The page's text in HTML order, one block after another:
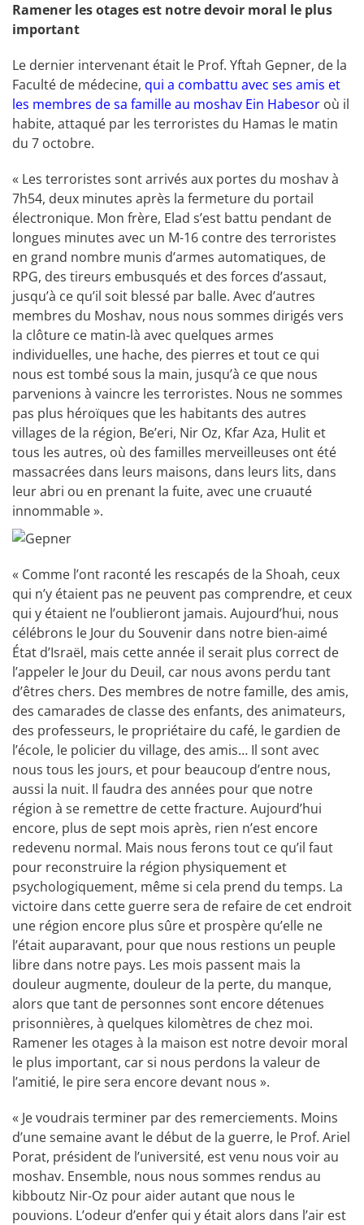
Ramener les otages est notre devoir moral le plus
important
Le dernier intervenant était le Prof. Yftah Gepner, de la
Faculté de médecine, qui a combattu avec ses amis et
les membres de sa famille au moshav Ein Habesor où il
habite, attaqué par les terroristes du Hamas le matin
du 7 octobre.
« Les terroristes sont arrivés aux portes du moshav à
7h54, deux minutes après la fermeture du portail
électronique. Mon frère, Elad s’est battu pendant de
longues minutes avec un M-16 contre des terroristes
en grand nombre munis d’armes automatiques, de
RPG, des tireurs embusqués et des forces d’assaut,
jusqu’à ce qu’il soit blessé par balle. Avec d’autres
membres du Moshav, nous nous sommes dirigés vers
la clôture ce matin-là avec quelques armes
individuelles, une hache, des pierres et tout ce qui
nous est tombé sous la main, jusqu’à ce que nous
parvenions à vaincre les terroristes. Nous ne sommes
pas plus héroïques que les habitants des autres
villages de la région, Be’eri, Nir Oz, Kfar Aza, Hulit et
tous les autres, où des familles merveilleuses ont été
massacrées dans leurs maisons, dans leurs lits, dans
leur abri ou en prenant la fuite, avec une cruauté
innommable ».
« Comme l’ont raconté les rescapés de la Shoah, ceux
qui n’y étaient pas ne peuvent pas comprendre, et ceux
qui y étaient ne l’oublieront jamais. Aujourd’hui, nous
célébrons le Jour du Souvenir dans notre bien-aimé
État d’Israël, mais cette année il serait plus correct de
l’appeler le Jour du Deuil, car nous avons perdu tant
d’êtres chers. Des membres de notre famille, des amis,
des camarades de classe des enfants, des animateurs,
des professeurs, le propriétaire du café, le gardien de
l’école, le policier du village, des amis… Il sont avec
nous tous les jours, et pour beaucoup d’entre nous,
aussi la nuit. Il faudra des années pour que notre
région à se remettre de cette fracture. Aujourd’hui
encore, plus de sept mois après, rien n’est encore
redevenu normal. Mais nous ferons tout ce qu’il faut
pour reconstruire la région physiquement et
psychologiquement, même si cela prend du temps. La
victoire dans cette guerre sera de refaire de cet endroit
une région encore plus sûre et prospère qu’elle ne
l’était auparavant, pour que nous restions un peuple
libre dans notre pays. Les mois passent mais la
douleur augmente, douleur de la perte, du manque,
alors que tant de personnes sont encore détenues
prisonnières, à quelques kilomètres de chez moi.
Ramener les otages à la maison est notre devoir moral
le plus important, car si nous perdons la valeur de
l’amitié, le pire sera encore devant nous ».
« Je voudrais terminer par des remerciements. Moins
d’une semaine avant le début de la guerre, le Prof. Ariel
Porat, président de l’université, est venu nous voir au
moshav. Ensemble, nous nous sommes rendus au
kibboutz Nir-Oz pour aider autant que nous le
pouvions. L’odeur d’enfer qui y était alors dans l’air est